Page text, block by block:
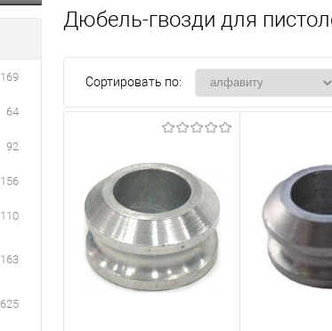
169
64
92
156
110
163
625
Дюбель-гвозди для
Сортировать по: